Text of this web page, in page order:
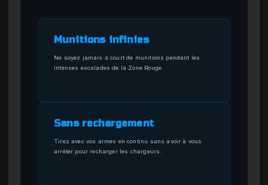
Munitions infinies
Ne soyez jamais à court de munitions pendant les
intenses escalades de la Zone Rouge.
Sans rechargement
Tirez avec vos armes en continu sans avoir à vous
arrêter pour recharger les chargeurs.